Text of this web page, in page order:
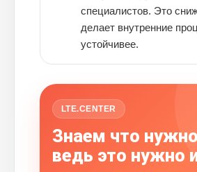
специалистов. Это
делает внутренние
устойчивее.
LTE.CENTER
Знаем что
ведь это нужно